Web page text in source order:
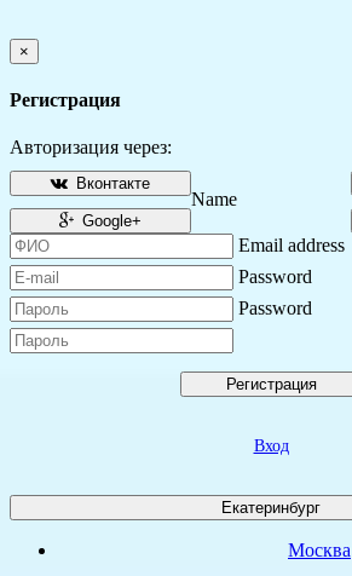
×
Регистрация
Авторизация через:
Вконтакте
Google+
Name
Email address
Password
Password
Регистрация
Вход
Екатеринбург
Москва